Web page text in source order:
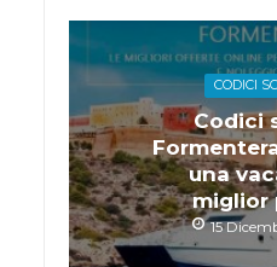
CODICI
Codici
una
miglior
15